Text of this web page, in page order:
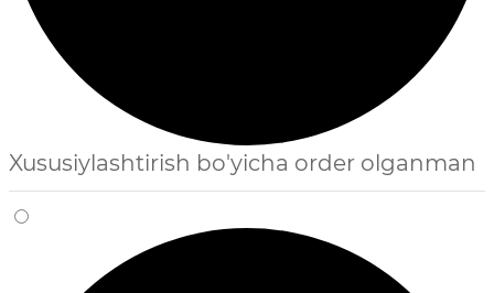
Xususiylashtirish bo'yicha order olganman